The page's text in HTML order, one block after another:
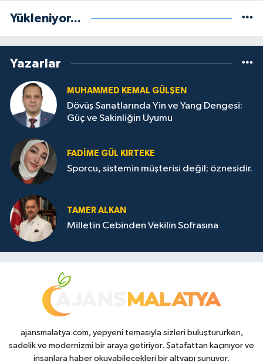
Yükleniyor...
Yazarlar
MUHAMMED KEMAL GÜLŞEN
Dövüş Sanatlarında Yin ve Yang Dengesi:
Güç ve Sakinliğin Uyumu
FADIME GÜL KIRTEKE
Sporcu, sistemin müşterisi değil; öznesidir.
TAMER ALKAN
Milletin Cebinden Vekilin Sofrasına
ajansmalatya.com, yepyeni temasıyla sizleri buluştururken,
sadelik ve modernizmi bir araya getiriyor. Şatafattan kaçınıyor ve
insanlara haber okuyabilecekleri bir altyapı sunuyor.